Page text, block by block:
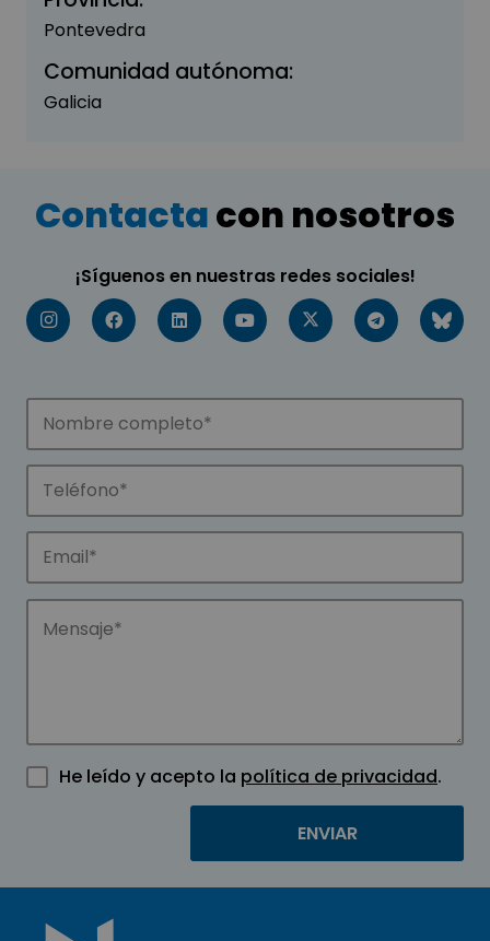
Pontevedra
Comunidad autónoma:
Galicia
Contactacon nosotros
¡Síguenos en nuestras redes sociales!
He leído y acepto la política de privacidad.